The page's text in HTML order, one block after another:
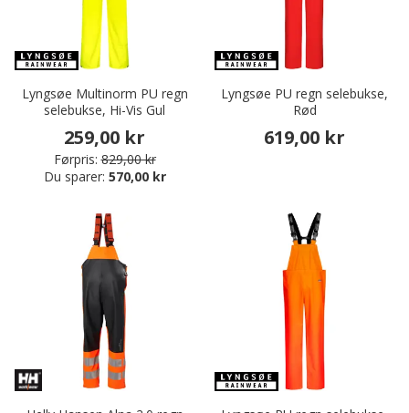
Lyngsøe Multinorm PU regn
selebukse, Hi-Vis Gul
259,00 kr
Førpris: 829,00 kr
Du sparer: 570,00 kr
Lyngsøe PU regn selebukse,
Rød
619,00 kr